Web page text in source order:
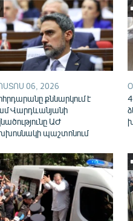
06, 2026
քննարկում է
Վարդևանյանի
ԱԺ
պաշտոնում